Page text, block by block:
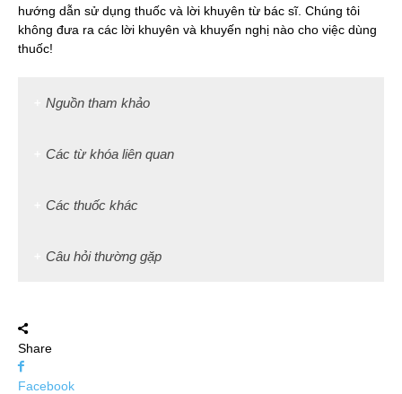
hướng dẫn sử dụng thuốc và lời khuyên từ bác sĩ. Chúng tôi
không đưa ra các lời khuyên và khuyến nghị nào cho việc dùng
thuốc!
Nguồn tham khảo
Các từ khóa liên quan
Các thuốc khác
Câu hỏi thường gặp
Share
Facebook